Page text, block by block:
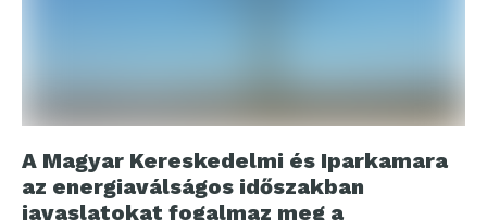
A Magyar Kereskedelmi és Iparkamara
az energiaválságos időszakban
javaslatokat fogalmaz meg a